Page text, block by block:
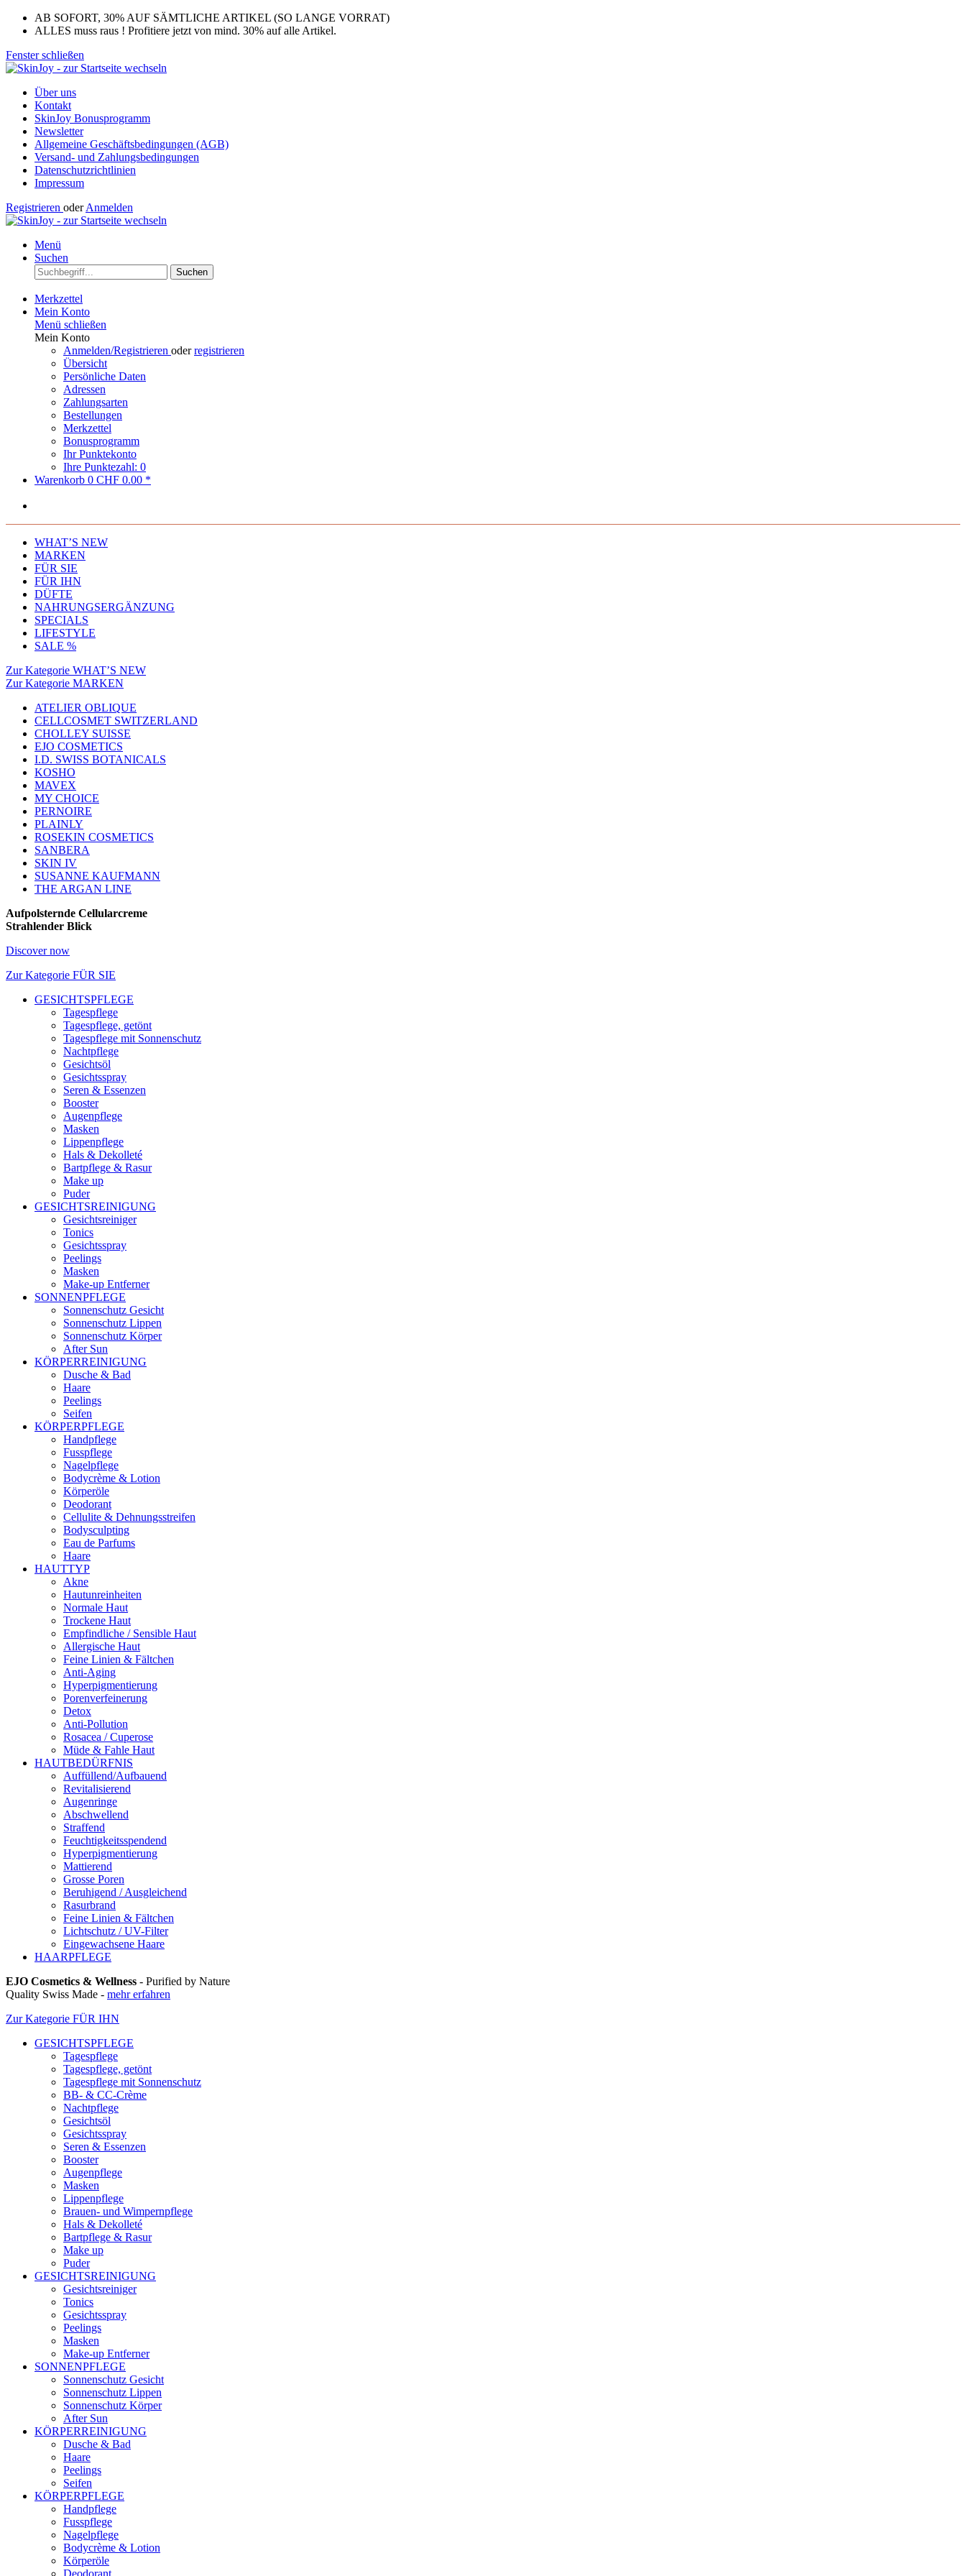
AB SOFORT, 30% AUF SÄMTLICHE ARTIKEL (SO LANGE VORRAT)
ALLES muss raus ! Profitiere jetzt von mind. 30% auf alle Artikel.
Fenster schließen
Über uns
Kontakt
SkinJoy Bonusprogramm
Newsletter
Allgemeine Geschäftsbedingungen (AGB)
Versand- und Zahlungsbedingungen
Datenschutzrichtlinien
Impressum
Registrieren oder Anmelden
Menü
Suchen
Suchen
Merkzettel
Mein Konto
Menü schließen
Mein Konto
Anmelden/Registrieren oderregistrieren
Übersicht
Persönliche Daten
Adressen
Zahlungsarten
Bestellungen
Merkzettel
Bonusprogramm
Ihr Punktekonto
Ihre Punktezahl: 0
Warenkorb 0 CHF 0.00 *
WHAT’S NEW
MARKEN
FÜR SIE
FÜR IHN
DÜFTE
NAHRUNGSERGÄNZUNG
SPECIALS
LIFESTYLE
SALE %
Zur Kategorie WHAT’S NEW
Zur Kategorie MARKEN
ATELIER OBLIQUE
CELLCOSMET SWITZERLAND
CHOLLEY SUISSE
EJO COSMETICS
I.D. SWISS BOTANICALS
KOSHO
MAVEX
MY CHOICE
PERNOIRE
PLAINLY
ROSEKIN COSMETICS
SANBERA
SKIN IV
SUSANNE KAUFMANN
THE ARGAN LINE
Aufpolsternde Cellularcreme
Strahlender Blick
Discover now
Zur Kategorie FÜR SIE
GESICHTSPFLEGE
Tagespflege
Tagespflege, getönt
Tagespflege mit Sonnenschutz
Nachtpflege
Gesichtsöl
Gesichtsspray
Seren & Essenzen
Booster
Augenpflege
Masken
Lippenpflege
Hals & Dekolleté
Bartpflege & Rasur
Make up
Puder
GESICHTSREINIGUNG
Gesichtsreiniger
Tonics
Gesichtsspray
Peelings
Masken
Make-up Entferner
SONNENPFLEGE
Sonnenschutz Gesicht
Sonnenschutz Lippen
Sonnenschutz Körper
After Sun
KÖRPERREINIGUNG
Dusche & Bad
Haare
Peelings
Seifen
KÖRPERPFLEGE
Handpflege
Fusspflege
Nagelpflege
Bodycrème & Lotion
Körperöle
Deodorant
Cellulite & Dehnungsstreifen
Bodysculpting
Eau de Parfums
Haare
HAUTTYP
Akne
Hautunreinheiten
Normale Haut
Trockene Haut
Empfindliche / Sensible Haut
Allergische Haut
Feine Linien & Fältchen
Anti-Aging
Hyperpigmentierung
Porenverfeinerung
Detox
Anti-Pollution
Rosacea / Cuperose
Müde & Fahle Haut
HAUTBEDÜRFNIS
Auffüllend/Aufbauend
Revitalisierend
Augenringe
Abschwellend
Straffend
Feuchtigkeitsspendend
Hyperpigmentierung
Mattierend
Grosse Poren
Beruhigend / Ausgleichend
Rasurbrand
Feine Linien & Fältchen
Lichtschutz / UV-Filter
Eingewachsene Haare
HAARPFLEGE
EJO Cosmetics & Wellness - Purified by Nature
Quality Swiss Made - mehr erfahren
Zur Kategorie FÜR IHN
GESICHTSPFLEGE
Tagespflege
Tagespflege, getönt
Tagespflege mit Sonnenschutz
BB- & CC-Crème
Nachtpflege
Gesichtsöl
Gesichtsspray
Seren & Essenzen
Booster
Augenpflege
Masken
Lippenpflege
Brauen- und Wimpernpflege
Hals & Dekolleté
Bartpflege & Rasur
Make up
Puder
GESICHTSREINIGUNG
Gesichtsreiniger
Tonics
Gesichtsspray
Peelings
Masken
Make-up Entferner
SONNENPFLEGE
Sonnenschutz Gesicht
Sonnenschutz Lippen
Sonnenschutz Körper
After Sun
KÖRPERREINIGUNG
Dusche & Bad
Haare
Peelings
Seifen
KÖRPERPFLEGE
Handpflege
Fusspflege
Nagelpflege
Bodycrème & Lotion
Körperöle
Deodorant